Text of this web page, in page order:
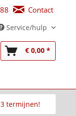
Contact
Service/hulp
€ 0,00 *
termijnen!